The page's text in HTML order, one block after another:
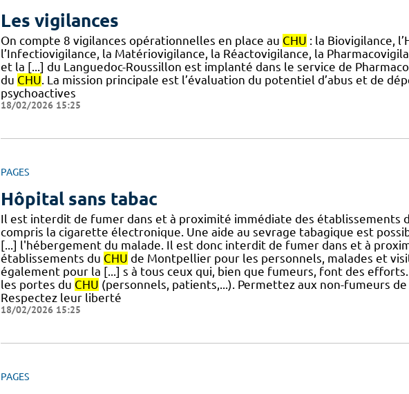
Les vigilances
On compte 8 vigilances opérationnelles en place au CHU : la Biovigilance,
l’Infectiovigilance, la Matériovigilance, la Réactovigilance, la
et la [...] du Languedoc-Roussillon est implanté dans le service de
du CHU. La mission principale est l’évaluation du potentiel d’abus et de
psychoactives
18/02/2026 15:25
PAGES
Hôpital sans tabac
Il est interdit de fumer dans et à proximité immédiate des établissements
compris la cigarette électronique. Une aide au sevrage tabagique est
[...] l'hébergement du malade. Il est donc interdit de fumer dans et à
établissements du CHU de Montpellier pour les personnels, malades et
également pour la [...] s à tous ceux qui, bien que fumeurs, font des
les portes du CHU (personnels, patients,...). Permettez aux non-fumeurs
Respectez leur liberté
18/02/2026 15:25
PAGES